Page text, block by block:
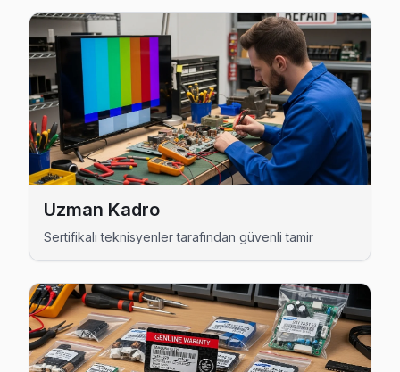
Hisense Uzman Teknisyen Ekibi — Avcılar
Burak A. — Hisense Servis Uzmanı
16 yıllık Hisense TV tamir deneyimi. Avcılar ve çevre
Uzman Kadro
Sertifikalı teknisyenler tarafından güvenli tamir